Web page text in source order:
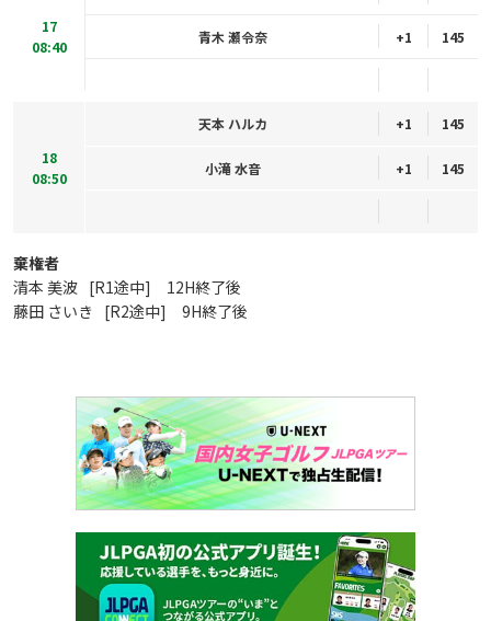
17
08:40
青木 瀬令奈 +1 145
18
08:50
天本 ハルカ +1 145
小滝 水音 +1 145
棄権者
清本 美波 [R1途中] 12H終了後
藤田 さいき
[R2途中] 9H終了後